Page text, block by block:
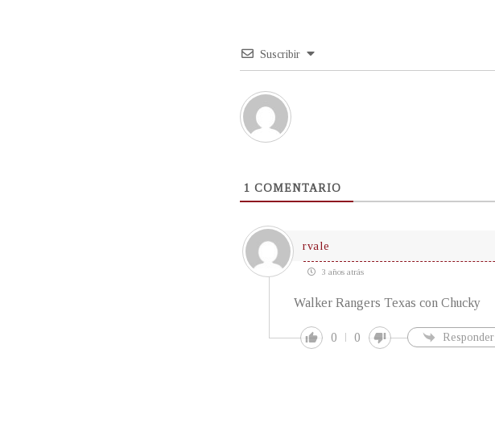
Suscribir
1 COMENTARIO
rvale
3 años atrás
Walker Rangers Texas con Chucky
0 0 Responder